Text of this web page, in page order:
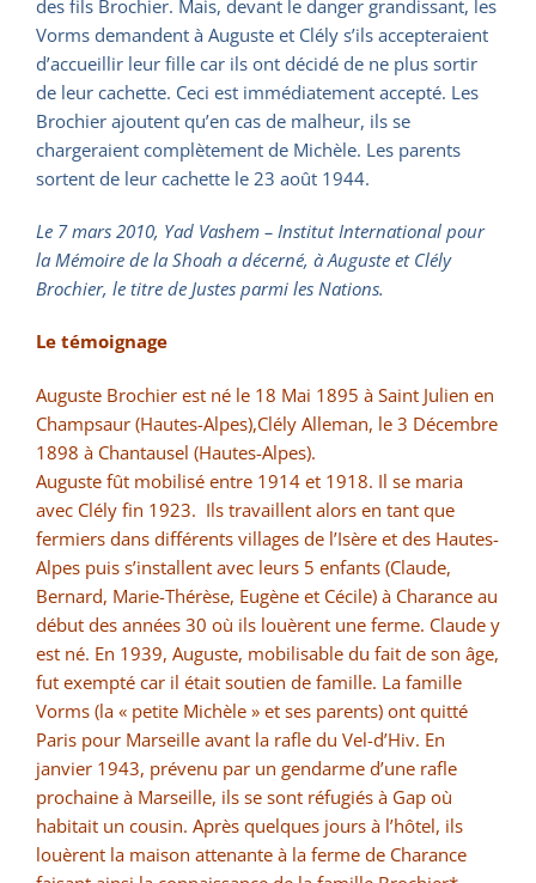
des fils Brochier. Mais, devant le danger grandissant, les
Vorms demandent à Auguste et Clély s’ils accepteraient
d’accueillir leur fille car ils ont décidé de ne plus sortir
de leur cachette. Ceci est immédiatement accepté. Les
Brochier ajoutent qu’en cas de malheur, ils se
chargeraient complètement de Michèle. Les parents
sortent de leur cachette le 23 août 1944.
Le 7 mars 2010, Yad Vashem – Institut International pour
la Mémoire de la Shoah a décerné, à Auguste et Clély
Brochier, le titre de Justes parmi les Nations.
Le témoignage
Auguste Brochier est né le 18 Mai 1895 à Saint Julien en
Champsaur (Hautes-Alpes),Clély Alleman, le 3 Décembre
1898 à Chantausel (Hautes-Alpes).
Auguste fût mobilisé entre 1914 et 1918. Il se maria
avec Clély fin 1923. Ils travaillent alors en tant que
fermiers dans différents villages de l’Isère et des Hautes-
Alpes puis s’installent avec leurs 5 enfants (Claude,
Bernard, Marie-Thérèse, Eugène et Cécile) à Charance au
début des années 30 où ils louèrent une ferme. Claude y
est né. En 1939, Auguste, mobilisable du fait de son âge,
fut exempté car il était soutien de famille. La famille
Vorms (la « petite Michèle » et ses parents) ont quitté
Paris pour Marseille avant la rafle du Vel-d’Hiv. En
janvier 1943, prévenu par un gendarme d’une rafle
prochaine à Marseille, ils se sont réfugiés à Gap où
habitait un cousin. Après quelques jours à l’hôtel, ils
louèrent la maison attenante à la ferme de Charance